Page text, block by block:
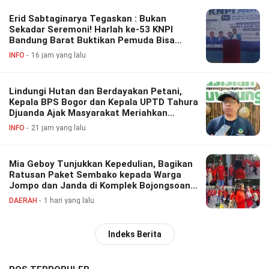
Erid Sabtaginarya Tegaskan : Bukan
Sekadar Seremoni! Harlah ke-53 KNPI
Bandung Barat Buktikan Pemuda Bisa
Berdaya, Inovatif dan Berkontribusi
INFO 16 jam yang lalu
Lindungi Hutan dan Berdayakan Petani,
Kepala BPS Bogor dan Kepala UPTD Tahura
Djuanda Ajak Masyarakat Meriahkan
Festival Perhutanan Sosial
INFO 21 jam yang lalu
Mia Geboy Tunjukkan Kepedulian, Bagikan
Ratusan Paket Sembako kepada Warga
Jompo dan Janda di Komplek Bojongsoang
Asri 1
DAERAH 1 hari yang lalu
Indeks Berita